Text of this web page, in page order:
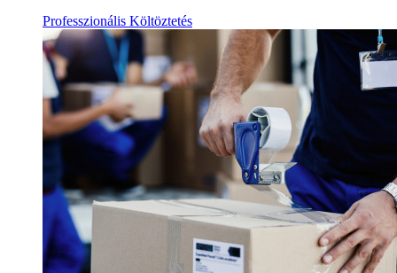
Professzionális Költöztetés